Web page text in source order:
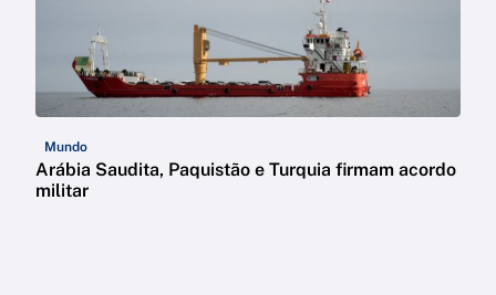
Mundo
Arábia Saudita, Paquistão e Turquia firmam acordo
militar